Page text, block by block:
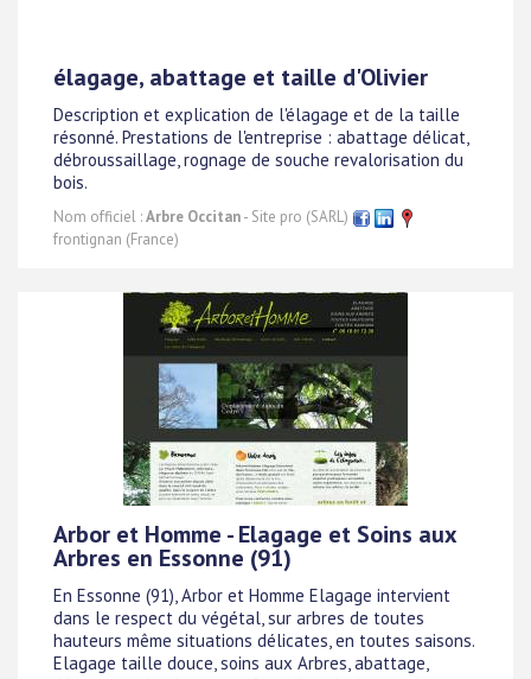
élagage, abattage et taille d'Olivier
Description et explication de l'élagage et de la taille
résonné. Prestations de l'entreprise : abattage délicat,
débroussaillage, rognage de souche revalorisation du
bois.
Nom officiel :Arbre Occitan- Site pro (SARL)
frontignan (France)
Arbor et Homme - Elagage et Soins aux
Arbres en Essonne (91)
En Essonne (91), Arbor et Homme Elagage intervient
dans le respect du végétal, sur arbres de toutes
hauteurs même situations délicates, en toutes saisons.
Elagage taille douce, soins aux Arbres, abattage,